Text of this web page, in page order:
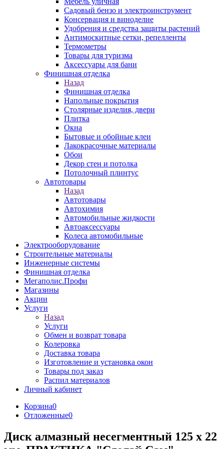
Садовый бензо и электроинструмент
Консервация и виноделие
Удобрения и средства защиты растений
Антимоскитные сетки, репелленты
Термометры
Товары для туризма
Аксессуары для бани
Финишная отделка
Назад
Финишная отделка
Напольные покрытия
Столярные изделия, двери
Плитка
Окна
Бытовые и обойные клеи
Лакокрасочные материалы
Обои
Декор стен и потолка
Потолочный плинтус
Автотовары
Назад
Автотовары
Автохимия
Автомобильные жидкости
Автоаксессуары
Колеса автомобильные
Электрооборудование
Строительные материалы
Инженерные системы
Финишная отделка
Мегаполис.Профи
Магазины
Акции
Услуги
Назад
Услуги
Обмен и возврат товара
Колеровка
Доставка товара
Изготовление и установка окон
Товары под заказ
Распил материалов
Личный кабинет
Корзина0
Отложенные0
Диск алмазный несегментный 125 х 22